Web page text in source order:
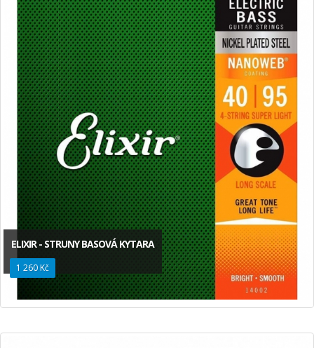
ELIXIR - STRUNY BASOVÁ KYTARA
1 260 Kč